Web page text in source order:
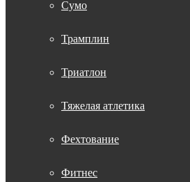
Сумо
Трамплин
Триатлон
Тяжелая атлетика
Фехтование
Фитнес